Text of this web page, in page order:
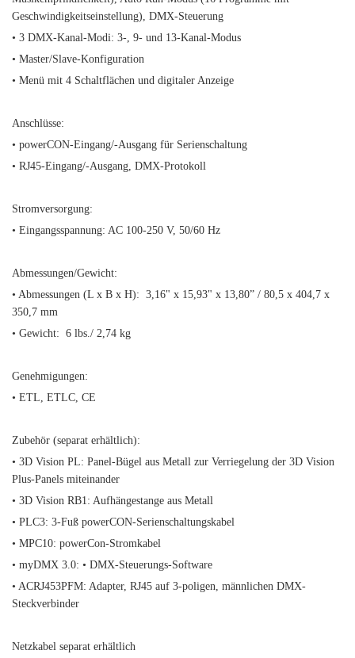
Geschwindigkeitseinstellung), DMX-Steuerung
• 3 DMX-Kanal-Modi: 3-, 9- und 13-Kanal-Modus
• Master/Slave-Konfiguration
• Menü mit 4 Schaltflächen und digitaler Anzeige
Anschlüsse:
• powerCON-Eingang/-Ausgang für Serienschaltung
• RJ45-Eingang/-Ausgang, DMX-Protokoll
Stromversorgung:
• Eingangsspannung: AC 100-250 V, 50/60 Hz
Abmessungen/Gewicht:
• Abmessungen (L x B x H): 3,16" x 15,93" x 13,80” / 80,5 x 404,7 x
350,7 mm
• Gewicht: 6 lbs./ 2,74 kg
Genehmigungen:
• ETL, ETLC, CE
Zubehör (separat erhältlich):
• 3D Vision PL: Panel-Bügel aus Metall zur Verriegelung der 3D Vision
Plus-Panels miteinander
• 3D Vision RB1: Aufhängestange aus Metall
• PLC3: 3-Fuß powerCON-Serienschaltungskabel
• MPC10: powerCon-Stromkabel
• myDMX 3.0: • DMX-Steuerungs-Software
• ACRJ453PFM: Adapter, RJ45 auf 3-poligen, männlichen DMX-
Steckverbinder
Netzkabel separat erhältlich